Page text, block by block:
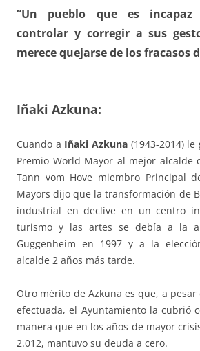
“Un pueblo que es incapaz
controlar y corregir a sus
merece quejarse de los fracasos
Iñaki Azkuna:
Cuando a Iñaki Azkuna(1943-2014) le
Premio World Mayor al mejor alcalde
Tann vom Hove miembro Principal
Mayors dijo que la transformación de
industrial en declive en un centro
turismo y las artes se debía a la
Guggenheim en 1997 y a la
alcalde 2 años más tarde.
Otro mérito de Azkuna es que, a
efectuada, el Ayuntamiento la cubrió
manera que en los años de mayor
2.012, mantuvo su deuda a cero.